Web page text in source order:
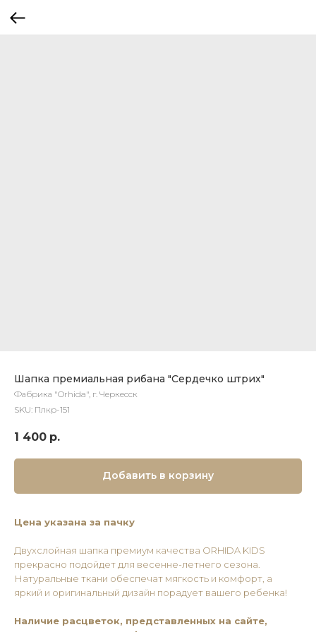
Шапка премиальная рибана "Сердечко штрих"
Фабрика "Orhida", г. Черкесск
SKU: Плкр-151
1 400 р.
Добавить в корзину
Цена указана за пачку
Двухслойная шапка премиум качества ORHIDA KIDS
прекрасно подойдет для весенне-летнего сезона.
Натуральные ткани обеспечат мягкость и комфорт, а
яркий и оригинальный дизайн порадует вашего ребенка!
Наличие расцветок, представленных на сайте,